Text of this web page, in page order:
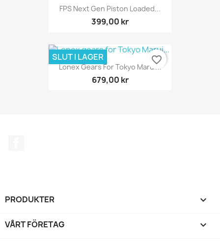
FPS Next Gen Piston Loaded...
399,00 kr
Lonex Gears For Tokyo Marui...
679,00 kr
SLUT I LAGER favorite_border
PRODUKTER 
VÅRT FÖRETAG 